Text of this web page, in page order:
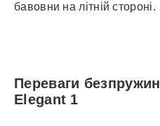
бавовни на літній стороні.
Переваги
Elegant 1